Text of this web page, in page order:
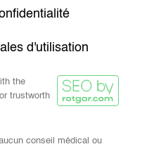
d'utilisation
the
trustworth
conseil médical ou